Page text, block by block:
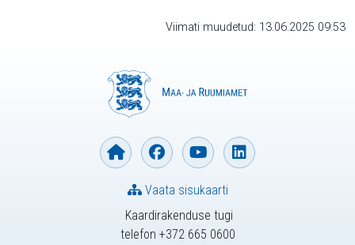
Viimati muudetud: 13.06.2025 09:53
Kaardirakenduse tugi
telefon +372 665 0600
Vaata sisukaarti